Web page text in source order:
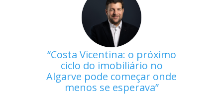
Costa Vicentina: o próximo
ciclo do imobiliário no
Algarve pode começar onde
menos se esperava